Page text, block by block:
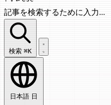
記事を検索するために入力...
記事を検索...
検索 ⌘K
日本語 日